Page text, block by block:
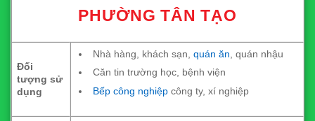
PHƯỜNG TÂN TẠO
Đối
tượng sử
dụng
Nhà hàng, khách sạn, quán ăn , quán nhậu
Căn tin trường học, bệnh viện
Bếp công nghiệpcông ty, xí nghiệp